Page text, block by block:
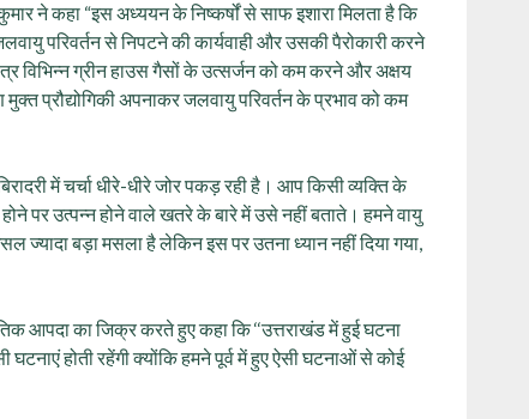
ने कहा “इस अध्ययन के निष्कर्षों से साफ इशारा मिलता है कि
परिवर्तन से निपटने की कार्यवाही और उसकी पैरोकारी करने
विभिन्न ग्रीन हाउस गैसों के उत्सर्जन को कम करने और अक्षय
प्रौद्योगिकी अपनाकर जलवायु परिवर्तन के प्रभाव को कम
में चर्चा धीरे-धीरे जोर पकड़ रही है। आप किसी व्यक्ति के
पर उत्पन्न होने वाले खतरे के बारे में उसे नहीं बताते। हमने वायु
ज्यादा बड़ा मसला है लेकिन इस पर उतना ध्यान नहीं दिया गया,
आपदा का जिक्र करते हुए कहा कि ‘‘उत्तराखंड में हुई घटना
होती रहेंगी क्योंकि हमने पूर्व में हुए ऐसी घटनाओं से कोई